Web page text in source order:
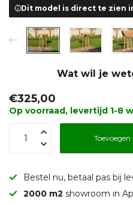
Dit model is direct te zien
Wat wil je
€325,00
Op voorraad, levertijd 1-8
Bestel nu, betaal pas bij
2000 m2 showroom in